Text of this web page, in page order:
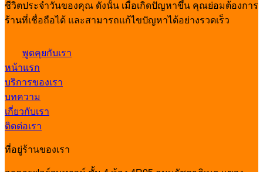
ชีวิตประจำวันของคุณ ดังนั้น เมื่อเกิดปัญหาขึ้น คุณย่อมต้องการ
ร้านที่เชื่อถือได้ และสามารถแก้ไขปัญหาได้อย่างรวดเร็ว
พูดคุยกับเรา
หน้าแรก
บริการของเรา
บทความ
เกี่ยวกับเรา
ติดต่อเรา
ที่อยู่ร้านของเรา